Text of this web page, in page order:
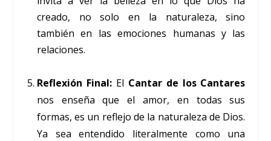
creado, no solo en la naturaleza, sino
también en las emociones humanas y las
relaciones.
Reflexión Final:El Cantar de los Cantares
nos enseña que el amor, en todas sus
formas, es un reflejo de la naturaleza de Dios.
Ya sea entendido literalmente como una